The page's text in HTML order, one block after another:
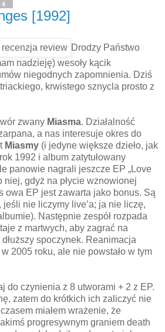
[1992]
Drodzy Państwo
nadzieję) wesoły kącik
niegodnych zapomnienia. Dziś
krwistego sznycla prosto z
zwany Miasma. Działalność
a nas interesuje okres do
Miasmy (i jedyne większe dzieło, jak
1992 i album zatytułowany
panowie nagrali jeszcze EP „Love
niej, gdyż na płycie wznowionej
owa EP jest zawarta jako bonus. Są
jeśli nie liczymy live’a; ja nie liczę,
Następnie zespół rozpada
z martwych, aby zagrać na
spoczynek. Reanimacja
2005 roku, ale nie powstało w tym
do czynienia z 8 utworami + 2 z EP.
zatem do krótkich ich zaliczyć nie
miałem wrażenie, że
progresywnym graniem death